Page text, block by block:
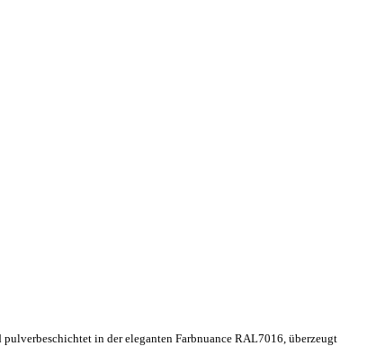
in der eleganten Farbnuance RAL7016, überzeugt